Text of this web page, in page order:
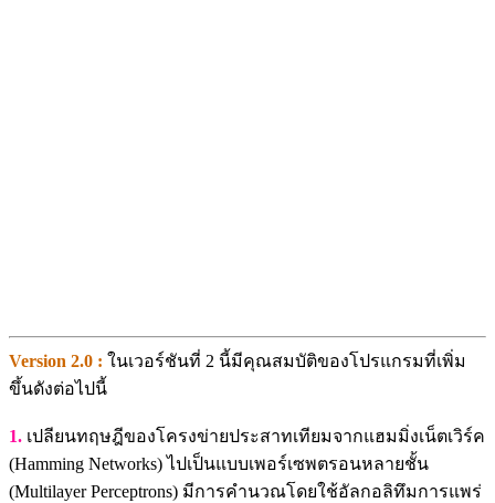
Version 2.0 : ในเวอร์ชันที่ 2 นี้มีคุณสมบัติของโปรแกรมที่เพิ่ม
ขึ้นดังต่อไปนี้
1. เปลียนทฤษฎีของโครงข่ายประสาทเทียมจากแฮมมิ่งเน็ตเวิร์ค
(Hamming Networks) ไปเป็นแบบเพอร์เซพตรอนหลายชั้น
(Multilayer Perceptrons) มีการคำนวณโดยใช้อัลกอลิทึมการแพร่